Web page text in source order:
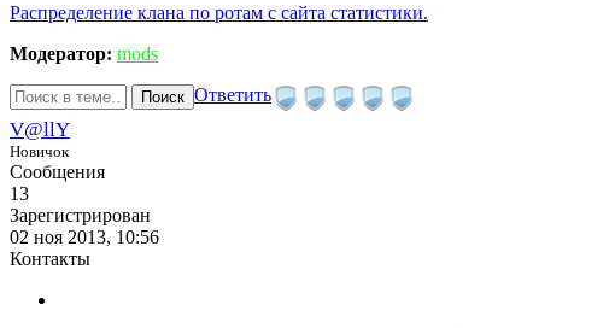
Распределение клана по ротам с сайта статистики.
Модератор: mods
Поиск Ответить
V@llY
Новичок
Сообщения
13
Зарегистрирован
02 ноя 2013, 10:56
Контакты